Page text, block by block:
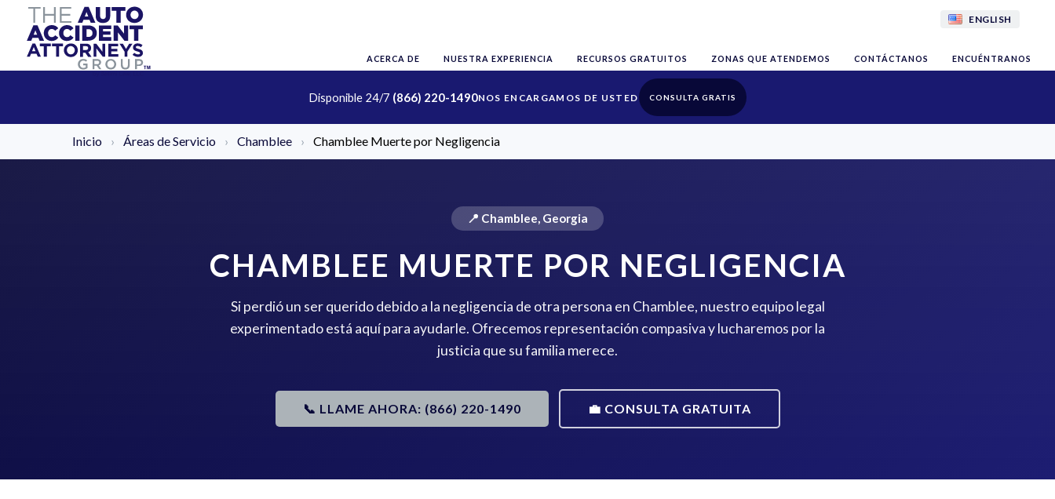
ENGLISH
ACERCA DE NUESTRA EXPERIENCIA RECURSOS GRATUITOS ZONAS QUE ATENDEMOS CONTÁCTANOS ENCUÉNTRANOS
Disponible 24/7 (866) 220-1490 CONSULTA GRATIS
Inicio › Áreas de Servicio › Chamblee › Chamblee Muerte por Negligencia
📍 Chamblee, Georgia
CHAMBLEE MUERTE POR NEGLIGENCIA
Si perdió un ser querido debido a la negligencia de otra persona en Chamblee, nuestro equipo legal
experimentado está aquí para ayudarle. Ofrecemos representación compasiva y lucharemos por la
justicia que su familia merece.
📞 LLAME AHORA: (866) 220-1490 💼 CONSULTA GRATUITA